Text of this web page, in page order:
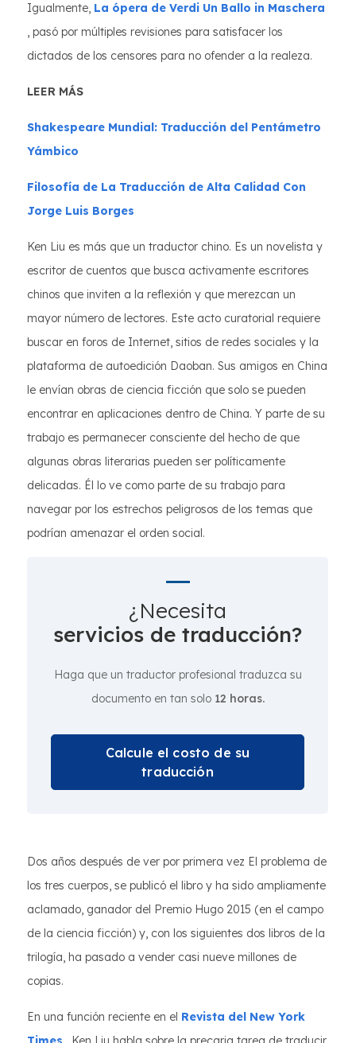
Igualmente, La ópera de Verdi Un Ballo in Maschera
, pasó por múltiples revisiones para satisfacer los
dictados de los censores para no ofender a la realeza.
LEER MÁS
Shakespeare Mundial: Traducción del Pentámetro
Yámbico
Filosofía de La Traducción de Alta Calidad Con
Jorge Luis Borges
Ken Liu es más que un traductor chino. Es un novelista y
escritor de cuentos que busca activamente escritores
chinos que inviten a la reflexión y que merezcan un
mayor número de lectores. Este acto curatorial requiere
buscar en foros de Internet, sitios de redes sociales y la
plataforma de autoedición Daoban. Sus amigos en China
le envían obras de ciencia ficción que solo se pueden
encontrar en aplicaciones dentro de China. Y parte de su
trabajo es permanecer consciente del hecho de que
algunas obras literarias pueden ser políticamente
delicadas. Él lo ve como parte de su trabajo para
navegar por los estrechos peligrosos de los temas que
podrían amenazar el orden social.
¿Necesita
servicios de traducción?
Haga que un traductor profesional traduzca su
documento en tan solo 12 horas.
Calcule el costo de su
traducción
Dos años después de ver por primera vez El problema de
los tres cuerpos, se publicó el libro y ha sido ampliamente
aclamado, ganador del Premio Hugo 2015 (en el campo
de la ciencia ficción) y, con los siguientes dos libros de la
trilogía, ha pasado a vender casi nueve millones de
copias.
En una función reciente en el Revista del New York